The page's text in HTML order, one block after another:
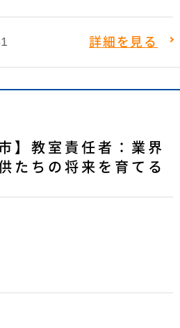
詳細を見る
】教室責任者：業界
たちの将来を育てる